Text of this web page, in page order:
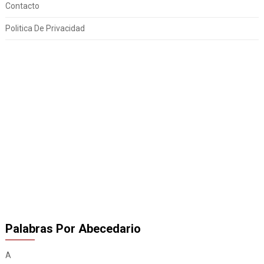
Contacto
Politica De Privacidad
Palabras Por Abecedario
A